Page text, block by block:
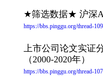
★筛选数据★ 沪深A
https://bbs.pinggu.org/thread-
上市公司论文实证
（2000-2020年）
https://bbs.pinggu.org/thread-